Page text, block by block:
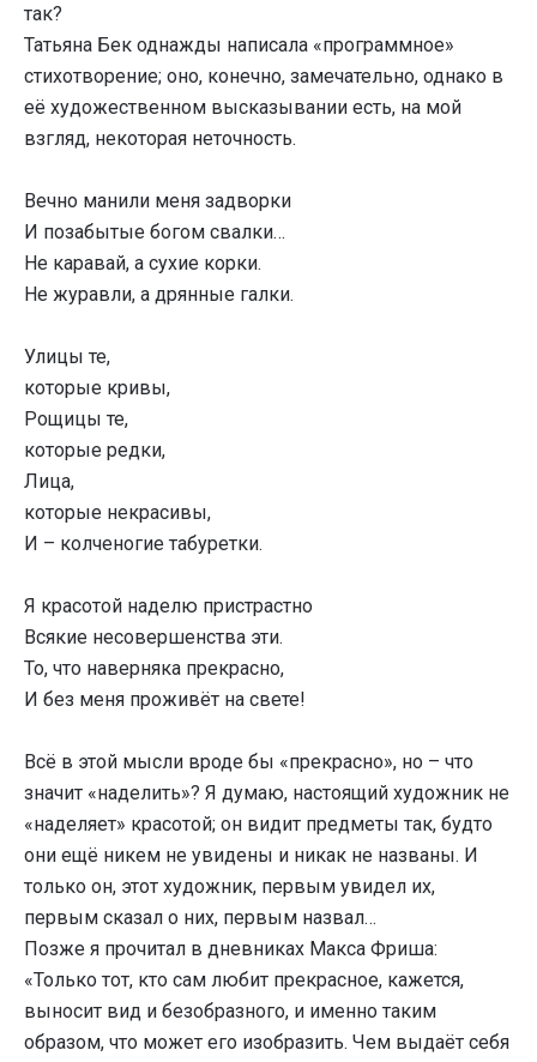
так?
Татьяна Бек однажды написала «программное»
стихотворение; оно, конечно, замечательно, однако в
её художественном высказывании есть, на мой
взгляд, некоторая неточность.
Вечно манили меня задворки
И позабытые богом свалки…
Не каравай, а сухие корки.
Не журавли, а дрянные галки.
Улицы те,
которые кривы,
Рощицы те,
которые редки,
Лица,
которые некрасивы,
И – колченогие табуретки.
Я красотой наделю пристрастно
Всякие несовершенства эти.
То, что наверняка прекрасно,
И без меня проживёт на свете!
Всё в этой мысли вроде бы «прекрасно», но – что
значит «наделить»? Я думаю, настоящий художник не
«наделяет» красотой; он видит предметы так, будто
они ещё никем не увидены и никак не названы. И
только он, этот художник, первым увидел их,
первым сказал о них, первым назвал…
Позже я прочитал в дневниках Макса Фриша:
«Только тот, кто сам любит прекрасное, кажется,
выносит вид и безобразного, и именно таким
образом, что может его изобразить. Чем выдаёт себя